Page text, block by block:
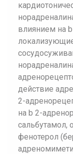
влиянием на
действие
2-
на b 2-
сальбутамол,
фенотерол